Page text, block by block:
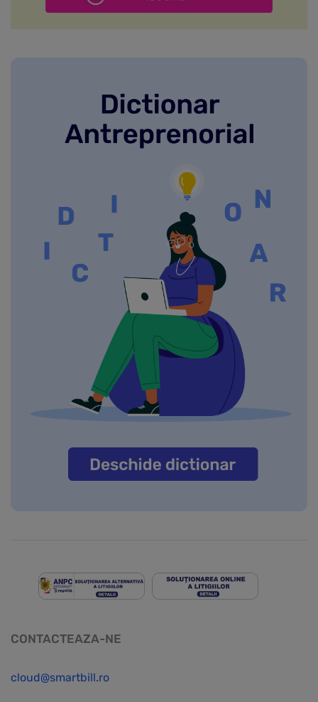
CONTACTEAZA-NE
cloud@smartbill.ro